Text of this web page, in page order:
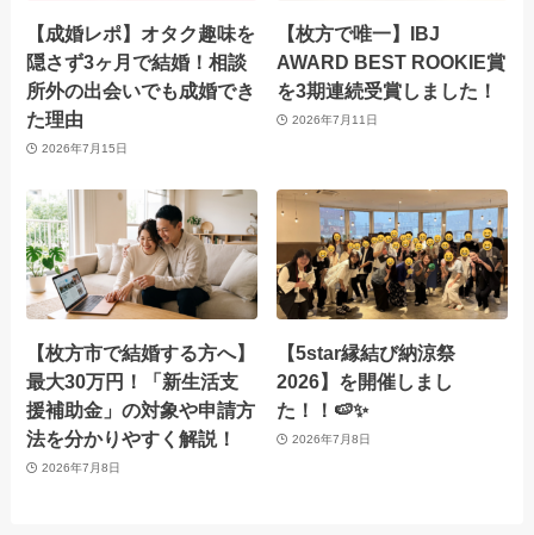
【成婚レポ】オタク趣味を
隠さず3ヶ月で結婚！相談
所外の出会いでも成婚でき
た理由
2026年7月15日
【枚方で唯一】IBJ
AWARD BEST ROOKIE賞
を3期連続受賞しました！
2026年7月11日
【枚方市で結婚する方へ】
最大30万円！「新生活支
援補助金」の対象や申請方
法を分かりやすく解説！
2026年7月8日
【5star縁結び納涼祭
2026】を開催しまし
た！！🍉✨
2026年7月8日